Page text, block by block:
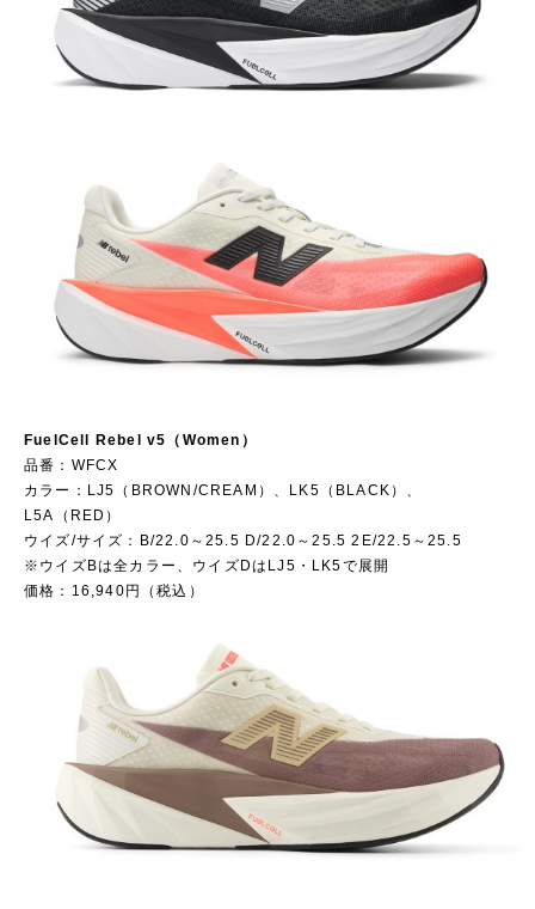
FuelCell Rebel v5（Women）
品番：WFCX
カラー：LJ5（BROWN/CREAM）、LK5（BLACK）、
L5A（RED）
ウイズ/サイズ：B/22.0～25.5 D/22.0～25.5 2E/22.5～25.5
※ウイズBは全カラー、ウイズDはLJ5・LK5で展開
価格：16,940円（税込）